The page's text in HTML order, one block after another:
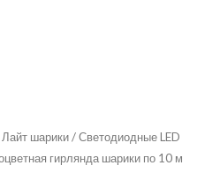
шарики/Светодиодные LED
гирлянда шарики по 10 м